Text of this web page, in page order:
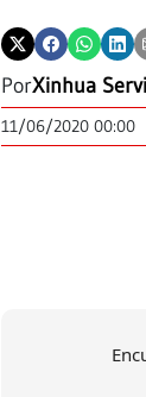
PorXinhua
11/06/2020 00:00